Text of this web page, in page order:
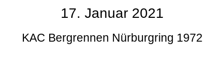
17. Januar 2021
KAC Bergrennen Nürburgring 1972